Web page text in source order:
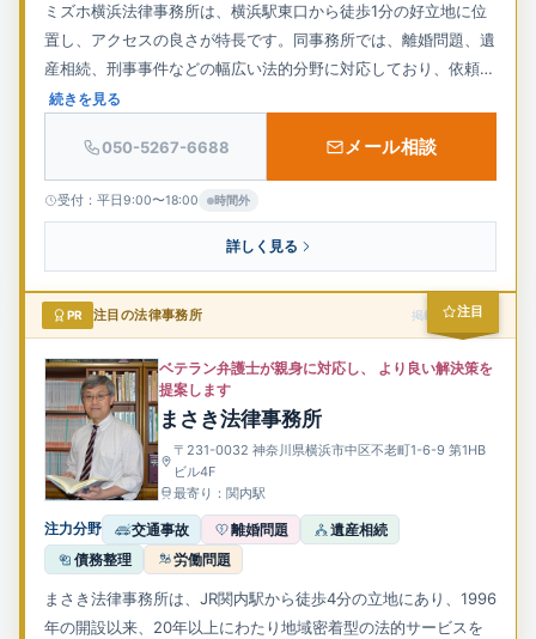
ミズホ横浜法律事務所は、横浜駅東口から徒歩1分の好立地に位
置し、アクセスの良さが特長です。同事務所では、離婚問題、遺
産相続、刑事事件などの幅広い法的分野に対応しており、依頼者
の多様なニーズに応えています。初回相談は1時間無料で提供さ
室の相談室を完備し、プライバシー保護にも配慮しています。弁
護士費用については、日本弁護士連合会の基準をベースに、依頼
者の経済状況や相談内容に応じて柔軟に対応しています。平日夜
間や休日の相談にも事前予約で対応可能であり、迅速かつ丁寧な
対応を心がけています。さらに、刑事事件においては、時間を問
わず迅速な初動対応を行い、示談交渉にも豊富な経験を有してい
ます。依頼者の立場に立った親身なサポートを提供することを理
念としています。
続きを見る
050-5267-6688 メール相談
受付：平日9:00〜18:00 時間外
詳しく見る
注目
PR 注目の法律事務所 掲載スポンサー
ベテラン弁護士が親身に対応し、 より良い解決策を
提案します
まさき法律事務所
〒231-0032 神奈川県横浜市中区不老町1-6-9 第1HB
ビル4F
最寄り：関内駅
注力分野 交通事故 離婚問題
遺産相続
債務整理
労働問題
まさき法律事務所は、JR関内駅から徒歩4分の立地にあり、1996
年の開設以来、20年以上にわたり地域密着型の法的サービスを